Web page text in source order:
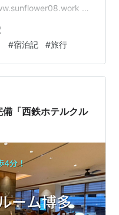
ホ
ビー ラウンジ 部屋の
いて まとめ ホテルフ
住所・・〒812-0012
4-16 電話・・092-
#宿泊記 #旅行
備「西鉄ホテルクル